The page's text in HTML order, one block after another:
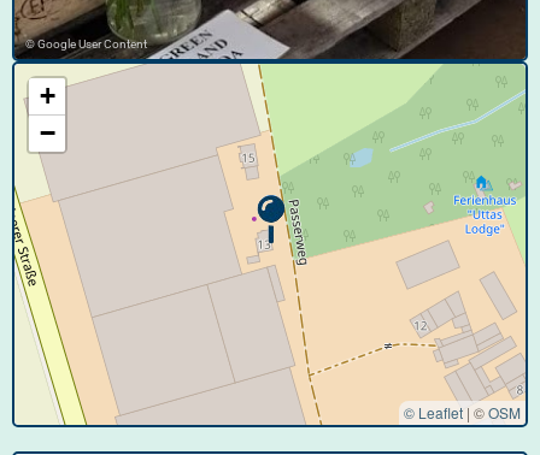
© Google User Content
+
−
© Leaflet | ©OSM